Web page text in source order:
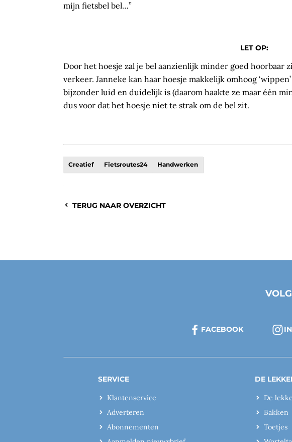
mijn fietsbel bel…”
LET OP:
Door het hoesje zal je bel aanzienlijk minder goed hoorbaar
verkeer. Janneke kan haar hoesje makkelijk omhoog
bijzonder luid en duidelijk is (daarom haakte ze maar één
dus voor dat het hoesje niet te strak om de bel zit.
Creatief Fietsroutes24 Handwerken
TERUG NAAR OVERZICHT
FACEBOOK
SERVICE
Klantenservice
Adverteren
Abonnementen
DE
De
Bakken
Toetjes